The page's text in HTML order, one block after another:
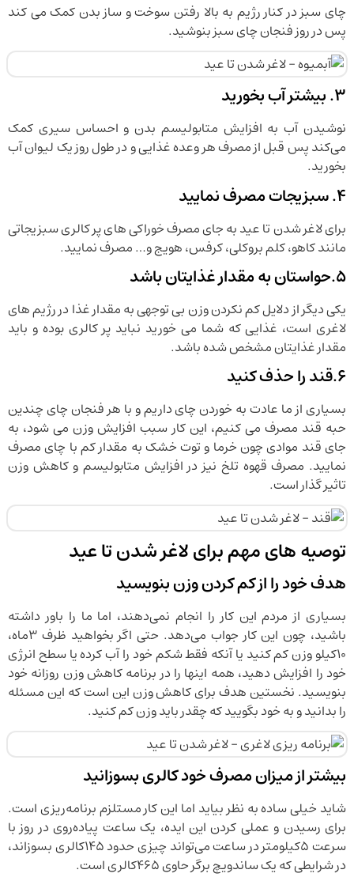
چای سبز در کنار رژیم به بالا رفتن سوخت و ساز بدن کمک می کند
پس در روز فنجان چای سبز بنوشید.
3. بیشتر آب بخورید
نوشیدن آب به افزایش متابولیسم بدن و احساس سیری کمک
می‌کند پس قبل از مصرف هر وعده غذایی و در طول روز یک لیوان آب
بخورید.
4. سبزیجات مصرف نمایید
برای لاغر شدن تا عید به جای مصرف خوراکی های پر کالری سبزیجاتی
مانند کاهو، کلم بروکلی، کرفس، هویج و… مصرف نمایید.
5.حواستان به مقدار غذایتان باشد
یکی دیگر از دلایل کم نکردن وزن بی توجهی به مقدار غذا در رژیم های
لاغری است، غذایی که شما می خورید نباید پر کالری بوده و باید
مقدار غذایتان مشخص شده باشد.
6.قند را حذف کنید
بسیاری از ما عادت به خوردن چای داریم و با هر فنجان چای چندین
حبه قند مصرف می کنیم، این کار سبب افزایش وزن می شود، به
جای قند موادی چون خرما و توت خشک به مقدار کم با چای مصرف
نمایید. مصرف قهوه تلخ نیز در افزایش متابولیسم و کاهش وزن
تاثیر گذار است.
توصیه های مهم برای لاغر شدن تا عید
هدف خود را از کم کردن وزن بنویسید
بسیاری از مردم این کار را انجام نمی‌دهند، اما ما را باور داشته
باشید، چون این کار جواب می‌دهد. حتی اگر بخواهید ظرف ۳‌ماه،
۱۰‌کیلو وزن کم کنید یا آنکه فقط شکم خود را آب کرده یا سطح انرژی
خود را افزایش دهید، همه اینها را در برنامه کاهش وزن روزانه خود
بنویسید. نخستین هدف برای کاهش وزن این است که این مسئله
را بدانید و به خود بگویید که چقدر باید وزن کم کنید.
بیشتر از میزان مصرف خود کالری بسوزانید
شاید خیلی ساده به نظر بیاید اما این کار مستلزم برنامه‌ریزی است.
برای رسیدن و عملی کردن این ایده، یک ساعت پیاده‌روی در روز با
سرعت ۵‌کیلومتر در ساعت می‌تواند چیزی حدود ۱۴۵‌کالری بسوزاند،
در شرایطی که یک ساندویچ برگر حاوی ۴۶۵‌کالری است.